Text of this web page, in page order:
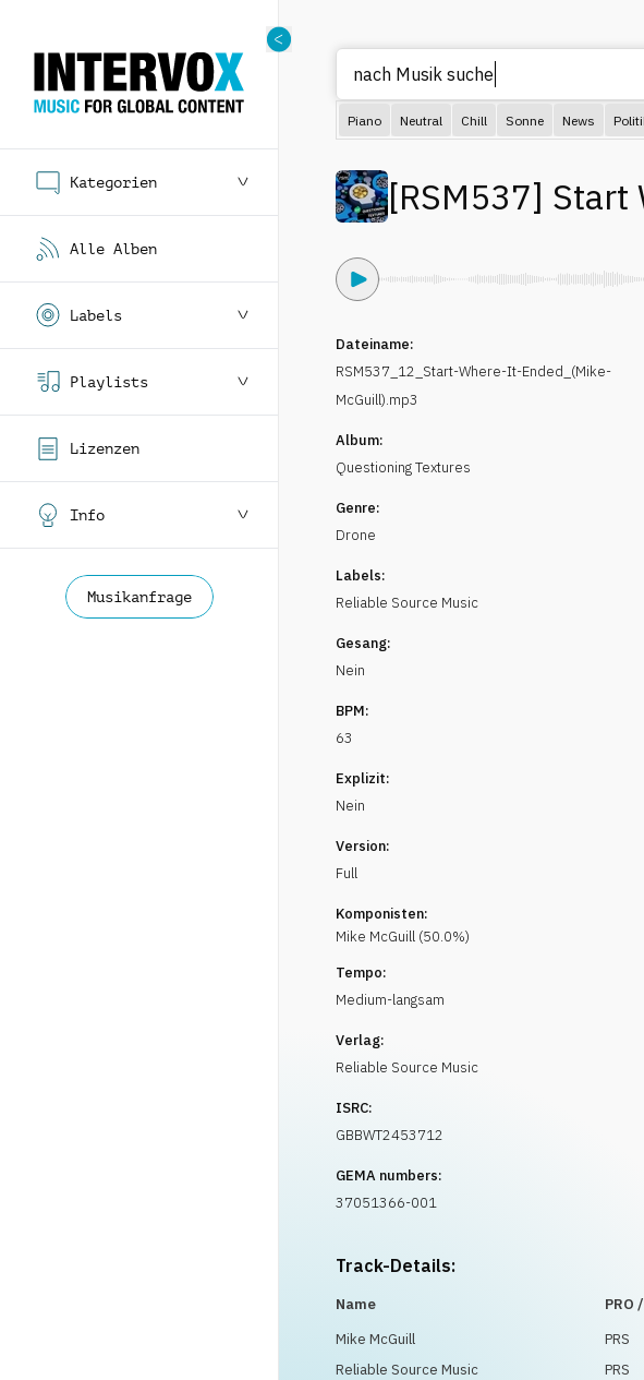
Kategorien
Alle Alben
Labels
Playlists
Lizenzen
Info
Musikanfrage
nach M
Piano Neutral Chill Sonne News
[RSM537] Start
Dateiname:
RSM537_12_Start-Where-It-Ended_(Mike-
McGuill).mp3
Album:
Questioning Textures
Genre:
Drone
Labels:
Reliable Source Music
Gesang:
Nein
BPM:
63
Explizit:
Nein
Version:
Full
Komponisten:
Mike McGuill (50.0%)
Tempo:
Medium-langsam
Verlag:
Reliable Source Music
ISRC:
GBBWT2453712
GEMA numbers:
37051366-001
Track-Details:
Name PRO
Mike McGuill
PRS
Reliable Source Music
PRS